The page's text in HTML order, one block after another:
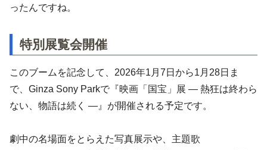
ったんですね。
特別展覧会開催
このブームを記念して、2026年1月7日から1月28日ま
で、Ginza Sony Parkで『映画「国宝」展 ― 熱狂は終わら
ない、物語は続く ―』が開催される予定です。
劇中の名場面をとらえた写真展示や、主題歌